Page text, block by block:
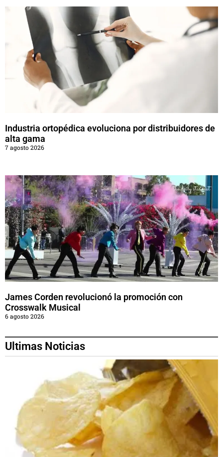
Industria ortopédica evoluciona por distribuidores de
alta gama
7 agosto 2026
James Corden revolucionó la promoción con
Crosswalk Musical
6 agosto 2026
Ultimas Noticias